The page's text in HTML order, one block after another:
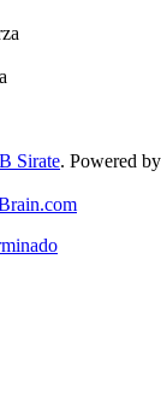
Sirate. Powered